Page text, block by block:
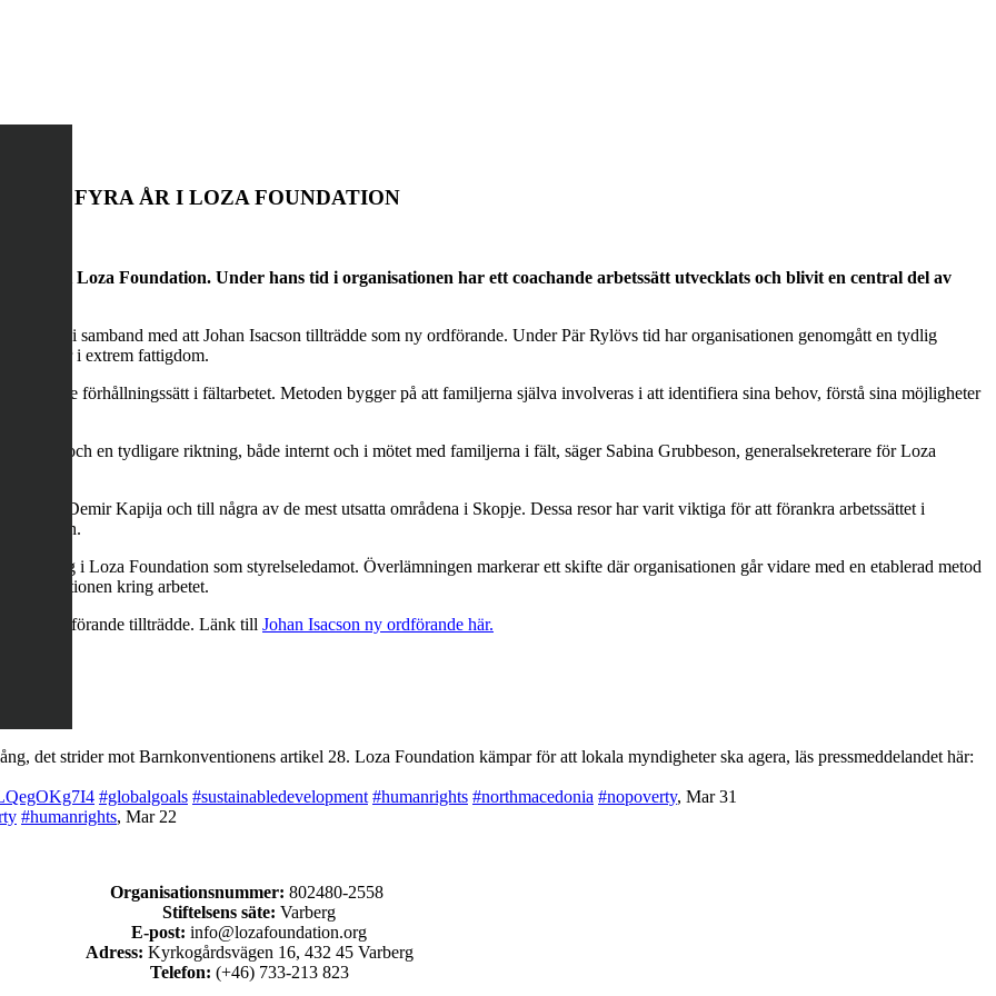
FYRA ÅR I LOZA FOUNDATION
i Loza Foundation. Under hans tid i organisationen har ett coachande arbetssätt utvecklats och blivit en central del av
i samband med att Johan Isacson tillträdde som ny ordförande. Under Pär Rylövs tid har organisationen genomgått en tydlig
familjer i extrem fattigdom.
förhållningssätt i fältarbetet. Metoden bygger på att familjerna själva involveras i att identifiera sina behov, förstå sina möjligheter
språk och en tydligare riktning, både internt och i mötet med familjerna i fält, säger Sabina Grubbeson, generalsekreterare för Loza
i Demir Kapija och till några av de mest utsatta områdena i Skopje. Dessa resor har varit viktiga för att förankra arbetssättet i
i teorin.
i Loza Foundation som styrelseledamot. Överlämningen markerar ett skifte där organisationen går vidare med en etablerad metod
kring arbetet.
en ny ordförande tillträdde. Länk till Johan Isacson ny ordförande här.
det strider mot Barnkonventionens artikel 28. Loza Foundation kämpar för att lokala myndigheter ska agera, läs pressmeddelandet här:
#globalgoals #sustainabledevelopment #humanrights #northmacedonia #nopoverty, Mar 31
#humanrights, Mar 22
Organisationsnummer: 802480-2558
Stiftelsens säte: Varberg
E-post: info@lozafoundation.org
Adress: Kyrkogårdsvägen 16, 432 45 Varberg
Telefon: (+46) 733-213 823